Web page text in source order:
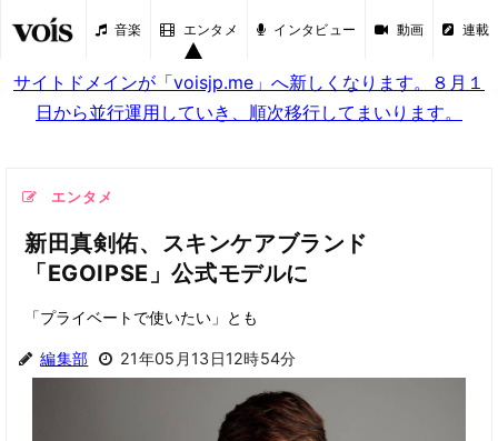
音楽 エンタメ インタビュー 動画 連載
サイトドメインが「voisjp.me」へ新しくなります。８月１
日から並行運用していき、順次移行してまいります。
エンタメ
新田真剣佑、スキンケアブランド
「EGOIPSE」公式モデルに
「プライベートで使いたい」とも
編集部 21年05月13日12時54分